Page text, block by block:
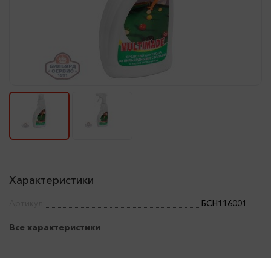
Характеристики
БСН116001
Все характеристики